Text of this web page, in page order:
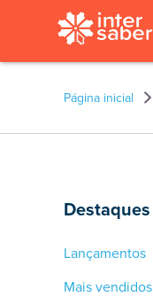
Página inicial
Destaques
Lançamentos
Mais vendidos